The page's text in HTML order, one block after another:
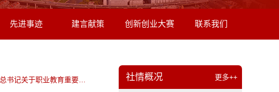
先进事迹 建言献策 创新创业大赛 联系我们
社情概况 更多++